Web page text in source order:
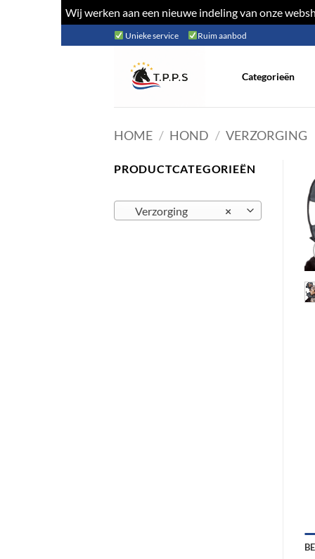
Wij werken aan een nieuwe indeling van onze
naar
Unieke service Ruim aanbod
Categorieën
HOME / HOND / VERZORGING
PRODUCTCATEGORIEËN
×
Verzorging